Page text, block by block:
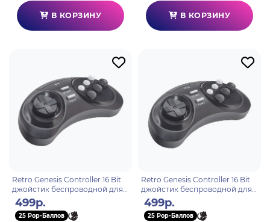
В КОРЗИНУ В КОРЗИНУ
Retro Genesis Controller 16 Bit
джойстик беспроводной для
HD Ultra, P1
499р.
25 Pop-Баллов
Retro Genesis Controller 16 Bit
джойстик беспроводной для
HD Ultra, P2
499р.
25 Pop-Баллов